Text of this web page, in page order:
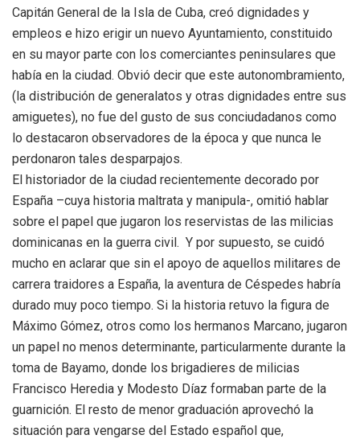
Capitán General de la Isla de Cuba, creó dignidades y
empleos e hizo erigir un nuevo Ayuntamiento, constituido
en su mayor parte con los comerciantes peninsulares que
había en la ciudad. Obvió decir que este autonombramiento,
(la distribución de generalatos y otras dignidades entre sus
amiguetes), no fue del gusto de sus conciudadanos como
lo destacaron observadores de la época y que nunca le
perdonaron tales desparpajos.
El historiador de la ciudad recientemente decorado por
España –cuya historia maltrata y manipula-, omitió hablar
sobre el papel que jugaron los reservistas de las milicias
dominicanas en la guerra civil. Y por supuesto, se cuidó
mucho en aclarar que sin el apoyo de aquellos militares de
carrera traidores a España, la aventura de Céspedes habría
durado muy poco tiempo. Si la historia retuvo la figura de
Máximo Gómez, otros como los hermanos Marcano, jugaron
un papel no menos determinante, particularmente durante la
toma de Bayamo, donde los brigadieres de milicias
Francisco Heredia y Modesto Díaz formaban parte de la
guarnición. El resto de menor graduación aprovechó la
situación para vengarse del Estado español que,